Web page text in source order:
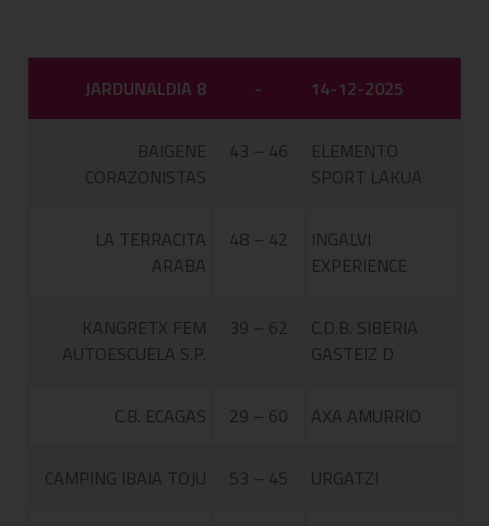
JARDUNALDIA 8 - 14-12-2025
BAIGENE
CORAZONISTAS
43 – 46
ELEMENTO
SPORT LAKUA
LA TERRACITA
ARABA
48 – 42
INGALVI
EXPERIENCE
KANGRETX FEM
AUTOESCUELA S.P.
39 – 62
C.D.B. SIBERIA
GASTEIZ D
C.B. ECAGAS 29 – 60 AXA AMURRIO
CAMPING IBAIA TOJU 53 – 45 URGATZI